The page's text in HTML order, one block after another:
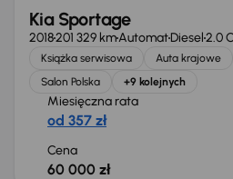
Kia Sportage
2018201 329 kmAutomatDiesel2.0
Książka serwisowa Auta krajowe
Salon Polska
+9 kolejnych
Miesięczna rata
od 357 zł
Cena
60 000 zł